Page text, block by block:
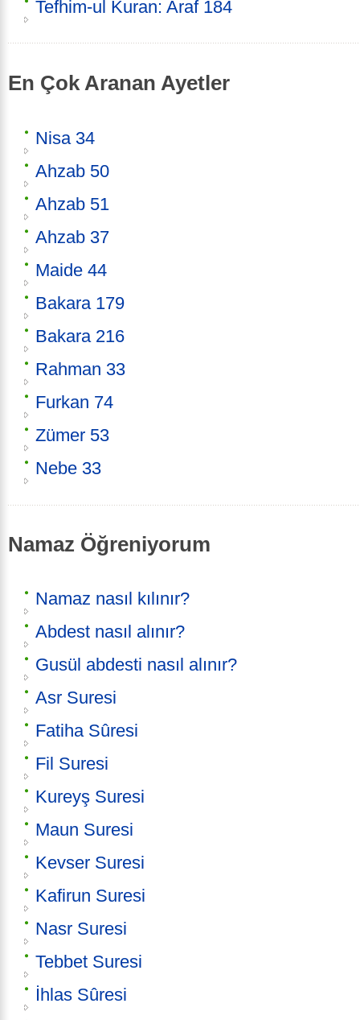
Tefhim-ul Kuran: Araf 184
En Çok Aranan Ayetler
Nisa 34
Ahzab 50
Ahzab 51
Ahzab 37
Maide 44
Bakara 179
Bakara 216
Rahman 33
Furkan 74
Zümer 53
Nebe 33
Namaz Öğreniyorum
Namaz nasıl kılınır?
Abdest nasıl alınır?
Gusül abdesti nasıl alınır?
Asr Suresi
Fatiha Sûresi
Fil Suresi
Kureyş Suresi
Maun Suresi
Kevser Suresi
Kafirun Suresi
Nasr Suresi
Tebbet Suresi
İhlas Sûresi